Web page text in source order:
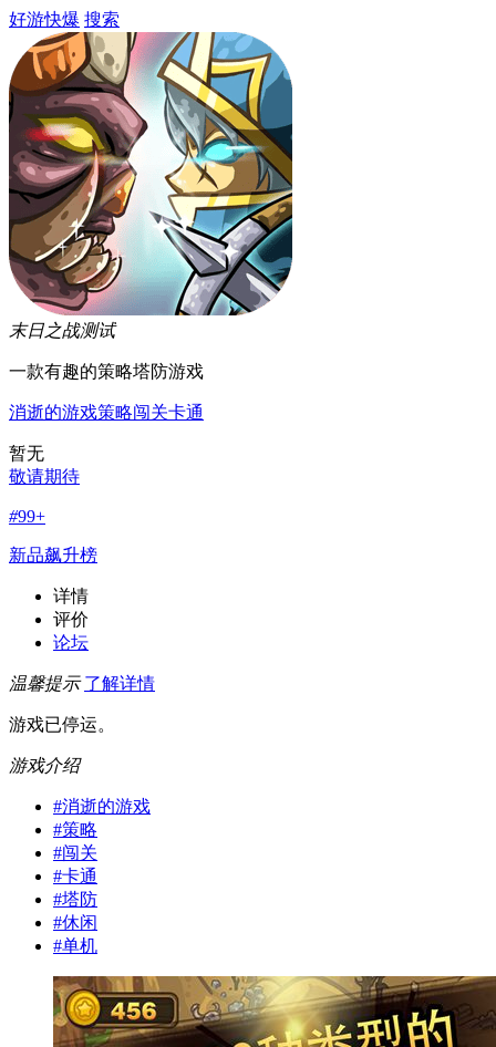
好游快爆 搜索
末日之战测试
一款有趣的策略塔防游戏
消逝的游戏策略闯关卡通
暂无
敬请期待
#99+
新品飙升榜
详情
评价
论坛
温馨提示 了解详情
游戏已停运。
游戏介绍
#消逝的游戏
#策略
#闯关
#卡通
#塔防
#休闲
#单机